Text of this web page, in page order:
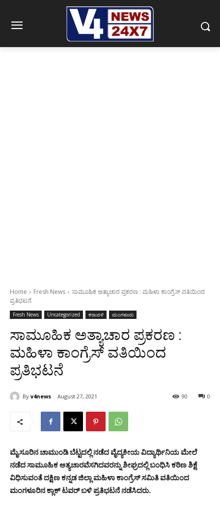
Home Fresh News
ಸಾಮೂಹಿಕ ಅತ್ಯಾಚಾರ ಪ್ರಕರಣ : ಮಹಿಳಾ ಕಾಂಗ್ರೆಸ್ ವತಿಯಿಂದ
ಪ್ರತಿಭಟನೆ
Fresh News Uncategorized ಕರಾವಳಿ ಮಂಗಳೂರು
ಸಾಮೂಹಿಕ ಅತ್ಯಾಚಾರ ಪ್ರಕರಣ :
ಮಹಿಳಾ ಕಾಂಗ್ರೆಸ್ ವತಿಯಿಂದ
ಪ್ರತಿಭಟನೆ
By v4news August 27, 2021 0
90
ಮೈಸೂರಿನ ಚಾಮುಂಡಿ ಬೆಟ್ಟದಲ್ಲಿ ನಡೆದ ವೈದ್ಯಕೀಯ ವಿದ್ಯಾರ್ಥಿನಿಯ ಮೇಲೆ
ನಡೆದ ಸಾಮೂಹಿಕ ಆತ್ಯಚಾರವೆಸಗಿದವರನ್ನು ಶೀಘ್ರದಲ್ಲಿ ಬಂಧಿಸಿ ಕಠಿಣ ಶಿಕ್ಷೆ
ವಿಧಿಸುವಂತೆ ದಕ್ಷಿಣ ಕನ್ನಡ ಜಿಲ್ಲಾ ಮಹಿಳಾ ಕಾಂಗ್ರೆಸ್ ಸಮಿತಿ ವತಿಯಿಂದ
ಮಂಗಳೂರಿನ ಕ್ಲಾಕ್ ಟವರ್ ಬಳಿ ಪ್ರತಿಭಟನೆ ನಡೆಸಿದರು.